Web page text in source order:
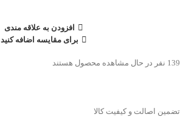
افزودن به علاقه مندی
برای مقایسه اضافه کنید
139 نفر در حال مشاهده محصول هستند
تضمین اصالت و کیفیت کالا